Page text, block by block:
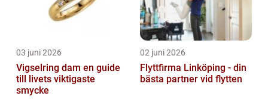
03 juni 2026
Vigselring dam en guide
till livets viktigaste
smycke
02 juni 2026
Flyttfirma Linköping - din
bästa partner vid flytten